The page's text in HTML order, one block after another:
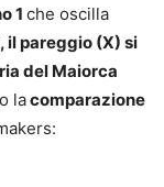
1 che oscilla
, il pareggio (X) si
del Maiorca
lacomparazione